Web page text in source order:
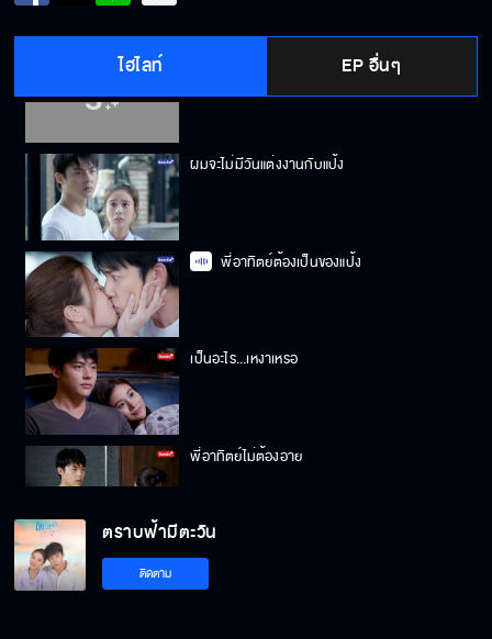
ไฮไลท์ EP อื่นๆ
ผมจะไม่มีวันแต่งงานกับแป้ง
พี่อาทิตย์ต้องเป็นของแป้ง
เป็นอะไร...เหงาเหรอ
พี่อาทิตย์ไม่ต้องอาย
ขอโทษที่ไม่ได้อยู่ข้างๆ
ตราบฟ้ามีตะวัน
ติดตาม